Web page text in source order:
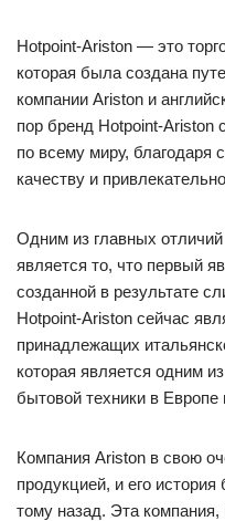
Hotpoint-Ariston — это
которая была создана
компании Ariston и
пор бренд Hotpoint-Ariston
по всему миру, благодаря
качеству и
Одним из главных
является то, что первый
созданной в результате
Hotpoint-Ariston сейчас
принадлежащих
которая является одним
бытовой техники в Европе
Компания Ariston в свою
продукцией, и его
тому назад. Эта